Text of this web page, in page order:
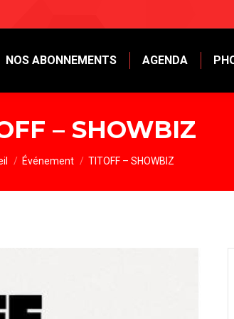
NOS ABONNEMENTS AGENDA
– SHOWBIZ
êtes ici :Événement TITOFF – SHOWBIZ